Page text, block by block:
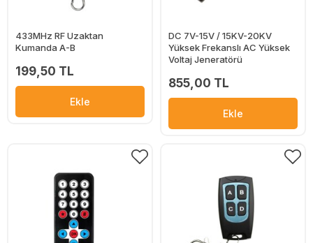
433MHz RF Uzaktan
Kumanda A-B
199,50 TL
Ekle
DC 7V-15V / 15KV-20KV
Yüksek Frekanslı AC Yüksek
Voltaj Jeneratörü
855,00 TL
Ekle